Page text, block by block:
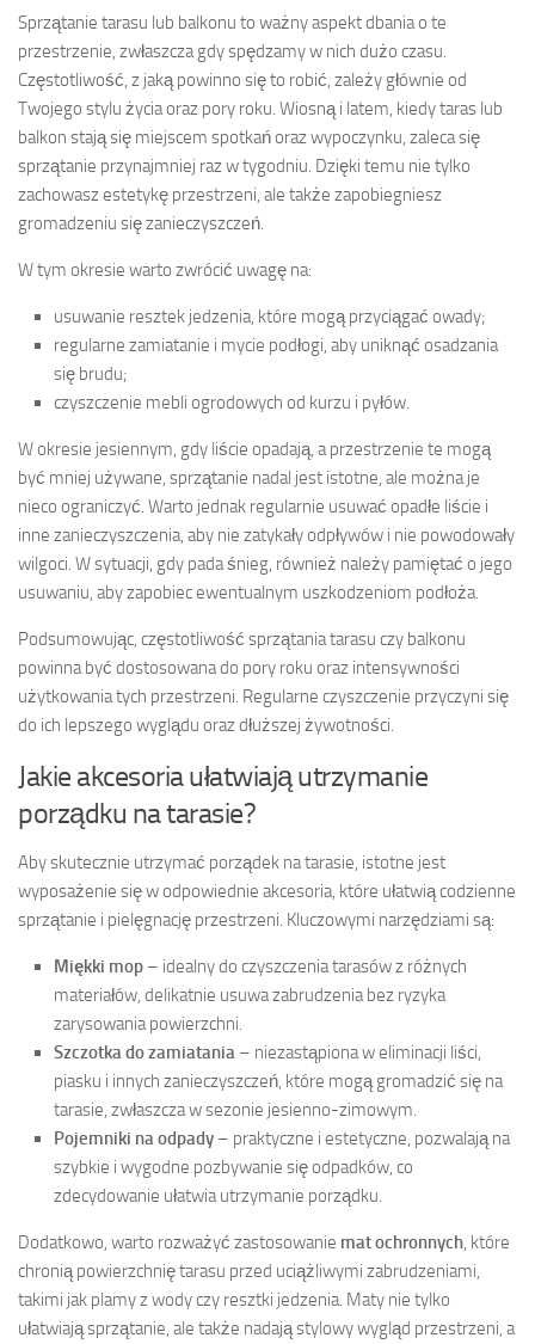
Sprzątanie tarasu lub balkonu to ważny aspekt dbania o te
przestrzenie, zwłaszcza gdy spędzamy w nich dużo czasu.
Częstotliwość, z jaką powinno się to robić, zależy głównie od
Twojego stylu życia oraz pory roku. Wiosną i latem, kiedy taras lub
balkon stają się miejscem spotkań oraz wypoczynku, zaleca się
sprzątanie przynajmniej raz w tygodniu. Dzięki temu nie tylko
zachowasz estetykę przestrzeni, ale także zapobiegniesz
gromadzeniu się zanieczyszczeń.
W tym okresie warto zwrócić uwagę na:
usuwanie resztek jedzenia, które mogą przyciągać owady;
regularne zamiatanie i mycie podłogi, aby uniknąć osadzania
się brudu;
czyszczenie mebli ogrodowych od kurzu i pyłów.
W okresie jesiennym, gdy liście opadają, a przestrzenie te mogą
być mniej używane, sprzątanie nadal jest istotne, ale można je
nieco ograniczyć. Warto jednak regularnie usuwać opadłe liście i
inne zanieczyszczenia, aby nie zatykały odpływów i nie powodowały
wilgoci. W sytuacji, gdy pada śnieg, również należy pamiętać o jego
usuwaniu, aby zapobiec ewentualnym uszkodzeniom podłoża.
Podsumowując, częstotliwość sprzątania tarasu czy balkonu
powinna być dostosowana do pory roku oraz intensywności
użytkowania tych przestrzeni. Regularne czyszczenie przyczyni się
do ich lepszego wyglądu oraz dłuższej żywotności.
Jakie akcesoria ułatwiają utrzymanie
porządku na tarasie?
Aby skutecznie utrzymać porządek na tarasie, istotne jest
wyposażenie się w odpowiednie akcesoria, które ułatwią codzienne
sprzątanie i pielęgnację przestrzeni. Kluczowymi narzędziami są:
Miękki mop – idealny do czyszczenia tarasów z różnych
materiałów, delikatnie usuwa zabrudzenia bez ryzyka
zarysowania powierzchni.
Szczotka do zamiatania – niezastąpiona w eliminacji liści,
piasku i innych zanieczyszczeń, które mogą gromadzić się na
tarasie, zwłaszcza w sezonie jesienno-zimowym.
Pojemniki na odpady – praktyczne i estetyczne, pozwalają na
szybkie i wygodne pozbywanie się odpadków, co
zdecydowanie ułatwia utrzymanie porządku.
Dodatkowo, warto rozważyć zastosowanie mat ochronnych, które
chronią powierzchnię tarasu przed uciążliwymi zabrudzeniami,
takimi jak plamy z wody czy resztki jedzenia. Maty nie tylko
ułatwiają sprzątanie, ale także nadają stylowy wygląd przestrzeni, a